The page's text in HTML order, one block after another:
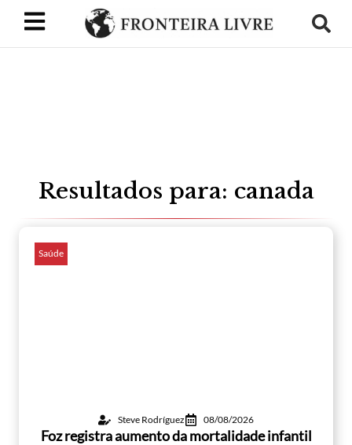
Resultados para: canada
Saúde
Steve Rodríguez 08/08/2026
Foz registra aumento da mortalidade infantil